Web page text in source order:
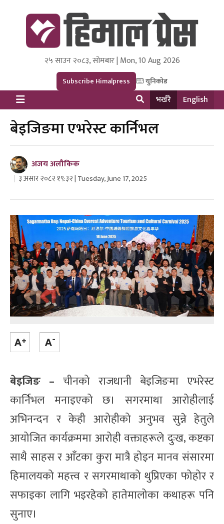
Himal Press
Dot NewsyNepal Media and Research Pvt Ltd.
२५ साउन २०८३, सोमबार | Mon, 10 Aug 2026
Subscribe Himalpress युनिकोड
भर्खरै English
बेइजिङमा एभरेस्ट कार्निभल
अजय अलौकिक
३ असार २०८२ १९:३२ | Tuesday, June 17, 2025
बेइजिङ – चीनको राजधानी बेइजिङमा एभरेस्ट
कार्निभल मनाइएको छ। सगरमाथा आरोहीलाई
अभिनन्दन र केही आरोहीको अनुभव सुन्ने हेतुले
आयोजित कार्यक्रममा आरोही वक्ताहरूले दुःख, कष्टका
साथै साहस र आँटका कुरा मात्रै होइन मानव संसारमा
हिमालयको महत्त्व र सगरमाथाको थुप्रिएका फोहोर र
सफाइका लागि भइरहेको हातेमालोका कथाहरू पनि
सुनाए।